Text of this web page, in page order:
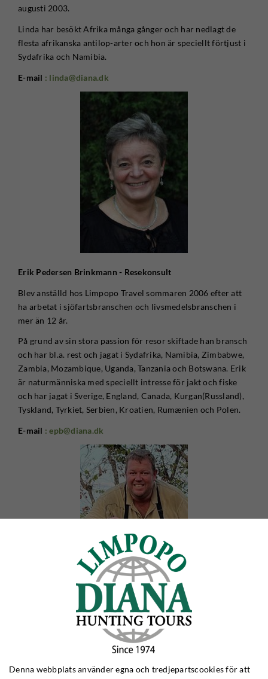
augusti 2003.
Linda har besökt Afrika många gånger och har nedlagt de
flesta afrikanska antilop-arter och hon är speciellt förtjust i
Sydafrika och Namibia.
E-mail : linda@diana.dk
Erik Pedersen Brinkmann - Resekonsult
Blev anställd hos Limpopo Travel sommaren 2006 efter att
ha arbetat i sjöfartsbranschen och livsmedelsbranschen i
mer än 12 år.
På grund av sin stora passion för resor skiftade han bransch
och har bl.a. rest och jagat i Sydafrika, Namibia, Zimbabwe,
Zambia, Mozambique, Uganda, Tanzania och Botswana. Erik
är naturmänniska med speciellt intresse för jakt och fiske
och har jagat i Sverige, England, Canada, Kurgan(Russland),
Tyskland, Tyrkiet, Serbien, Kroatien, Rumænien och Polen.
E-mail : epb@diana.dk
Joakim Pedersen - Resekonsult
Joakim blev anställd augusti 2014. Hans starka sida är resor
Joakim besökt alla våra polska statsrevir och har därför en
Denna webbplats använder egna och tredjepartscookies för att